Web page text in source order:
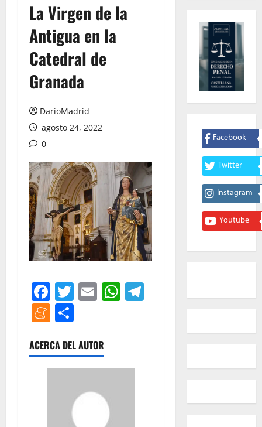
La Virgen de la
Antigua en la
Catedral de
Granada
DarioMadrid
agosto 24, 2022
0
Facebook
Twitter
EmailWhatsApp
Telegram
Meneame
ACERCA DEL AUTOR
Facebook
Twitter
Instagram
Youtube